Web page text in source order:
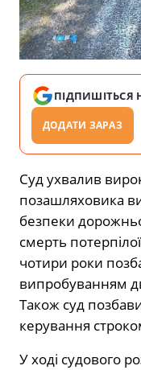
ПІДПИШІТЬСЯ
ДОДАТИ ЗАРАЗ
Суд ухвалив
позашляховика
безпеки
смерть
чотири роки
випробуванням
Також суд
керування
У ході судового